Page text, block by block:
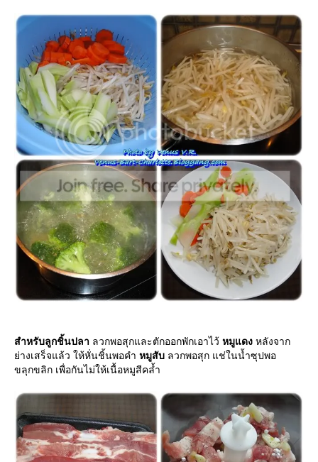
สำหรับลูกชิ้นปลา ลวกพอสุกและตักออกพักเอาไว้ หมูแดง หลังจาก
่างเสร็จแล้ว ให้หั่นชิ้นพอคำ หมูสับ ลวกพอสุก แช่ในน้ำซุปพอ
ขลุกขลิก เพื่อกันไม่ให้เนื้อหมูสีคล้ำ